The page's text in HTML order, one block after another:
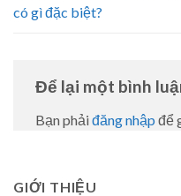
có gì đặc biệt?
Để lại một bình
Bạn phải đăng nhập để
GIỚI THIỆU